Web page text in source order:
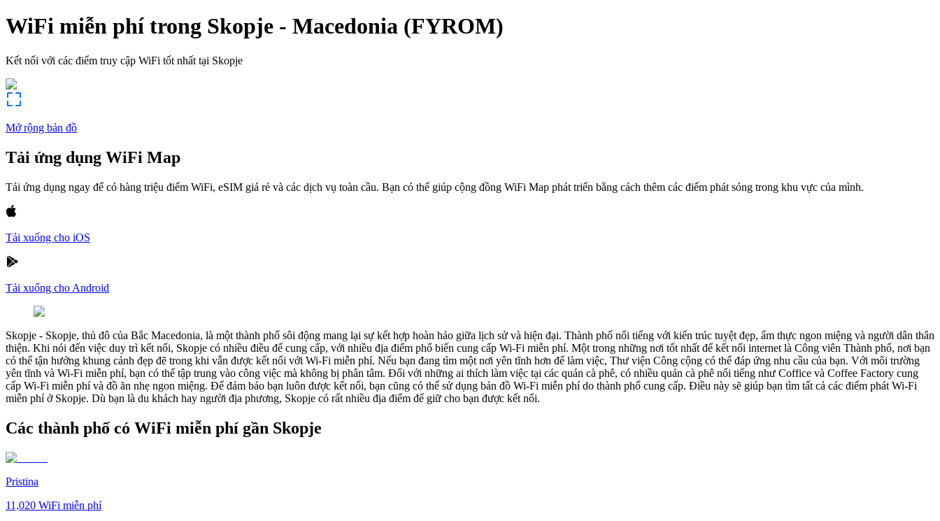
WiFi miễn phí trong Skopje - Macedonia (FYROM)
Kết nối với các điểm truy cập WiFi tốt nhất tại Skopje
Mở rộng bản đồ
Tải ứng dụng WiFi Map
Tải ứng dụng ngay để có hàng triệu điểm WiFi, eSIM giá rẻ và các dịch vụ toàn cầu. Bạn có thể giúp cộng đồng WiFi Map phát triển bằng cách thêm các điểm phát sóng trong khu vực của mình.
Tải xuống cho iOS
Tải xuống cho Android
Skopje - Skopje, thủ đô của Bắc Macedonia, là một thành phố sôi động mang lại sự kết hợp hoàn hảo giữa lịch sử và hiện đại. Thành phố nổi tiếng với kiến trúc tuyệt đẹp, ẩm thực ngon miệng và người dân thân
thiện. Khi nói đến việc duy trì kết nối, Skopje có nhiều điều để cung cấp, với nhiều địa điểm phổ biến cung cấp Wi-Fi miễn phí. Một trong những nơi tốt nhất để kết nối internet là Công viên Thành phố, nơi bạn
có thể tận hưởng khung cảnh đẹp đẽ trong khi vẫn được kết nối với Wi-Fi miễn phí. Nếu bạn đang tìm một nơi yên tĩnh hơn để làm việc, Thư viện Công cộng có thể đáp ứng nhu cầu của bạn. Với môi trường
yên tĩnh và Wi-Fi miễn phí, bạn có thể tập trung vào công việc mà không bị phân tâm. Đối với những ai thích làm việc tại các quán cà phê, có nhiều quán cà phê nổi tiếng như Coffice và Coffee Factory cung
cấp Wi-Fi miễn phí và đồ ăn nhẹ ngon miệng. Để đảm bảo bạn luôn được kết nối, bạn cũng có thể sử dụng bản đồ Wi-Fi miễn phí do thành phố cung cấp. Điều này sẽ giúp bạn tìm tất cả các điểm phát Wi-Fi
miễn phí ở Skopje. Dù bạn là du khách hay người địa phương, Skopje có rất nhiều địa điểm để giữ cho bạn được kết nối.
Các thành phố có WiFi miễn phí gần Skopje
Pristina
11,020 WiFi miễn phí